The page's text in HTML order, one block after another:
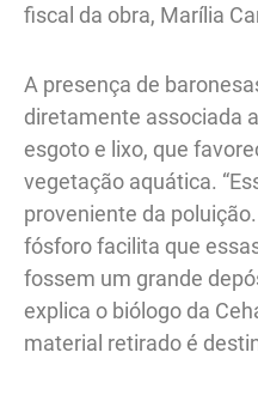
fiscal da obra, Marília
A presença de
diretamente associada
esgoto e lixo, que
vegetação aquática.
proveniente da
fósforo facilita que
fossem um grande
explica o biólogo da
material retirado é